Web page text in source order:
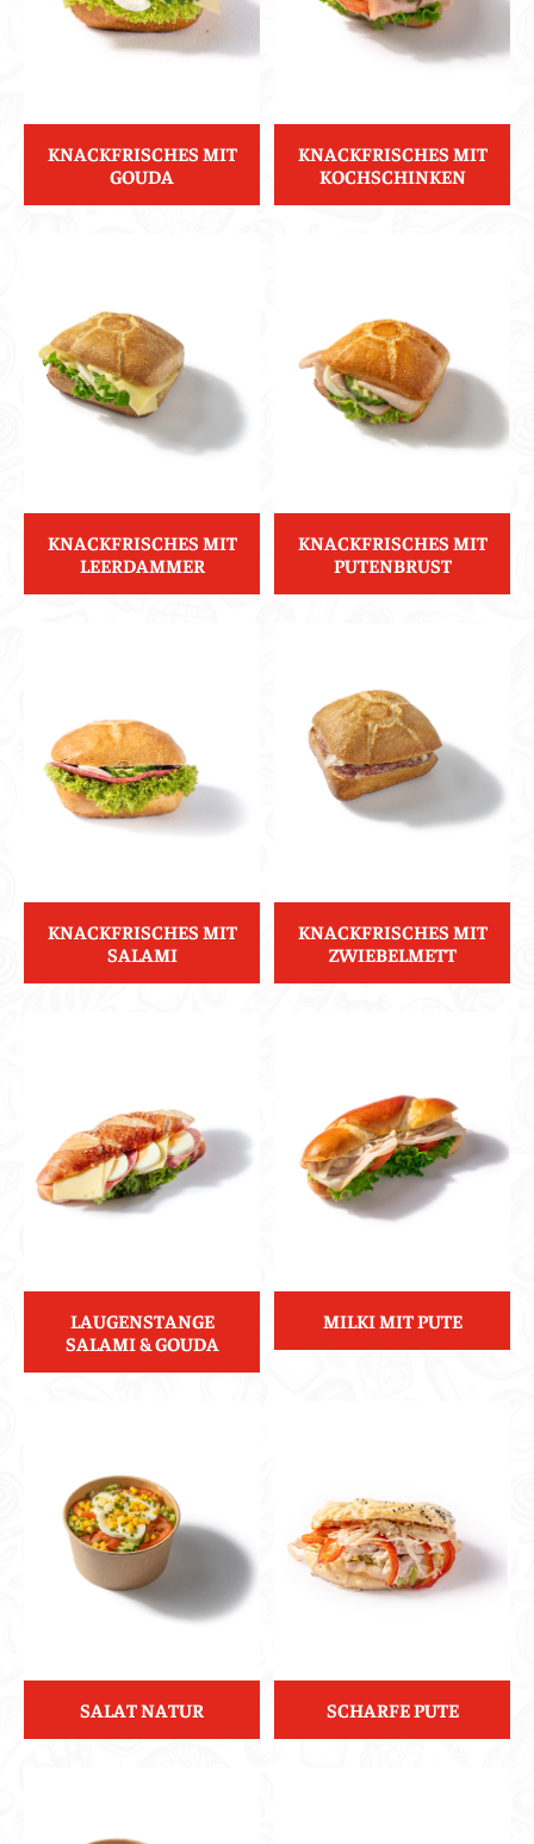
KNACKFRISCHES MIT
GOUDA
KNACKFRISCHES MIT
KOCHSCHINKEN
KNACKFRISCHES MIT
LEERDAMMER
KNACKFRISCHES MIT
PUTENBRUST
KNACKFRISCHES MIT
SALAMI
KNACKFRISCHES MIT
ZWIEBELMETT
LAUGENSTANGE
SALAMI & GOUDA
MILKI MIT PUTE
SALAT NATUR SCHARFE PUTE